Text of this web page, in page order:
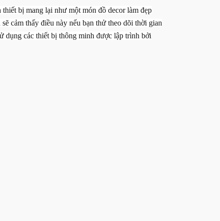
bị mang lại như một món đồ decor làm đẹp
cảm thấy điều này nếu bạn thử theo dõi thời gian
dụng các thiết bị thông minh được lập trình bởi